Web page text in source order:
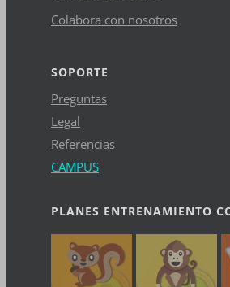
Colabora con nosotros
SOPORTE
Preguntas
Legal
Referencias
CAMPUS
PLANES ENTRENAMIENTO